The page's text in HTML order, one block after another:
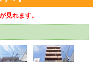
見れます。